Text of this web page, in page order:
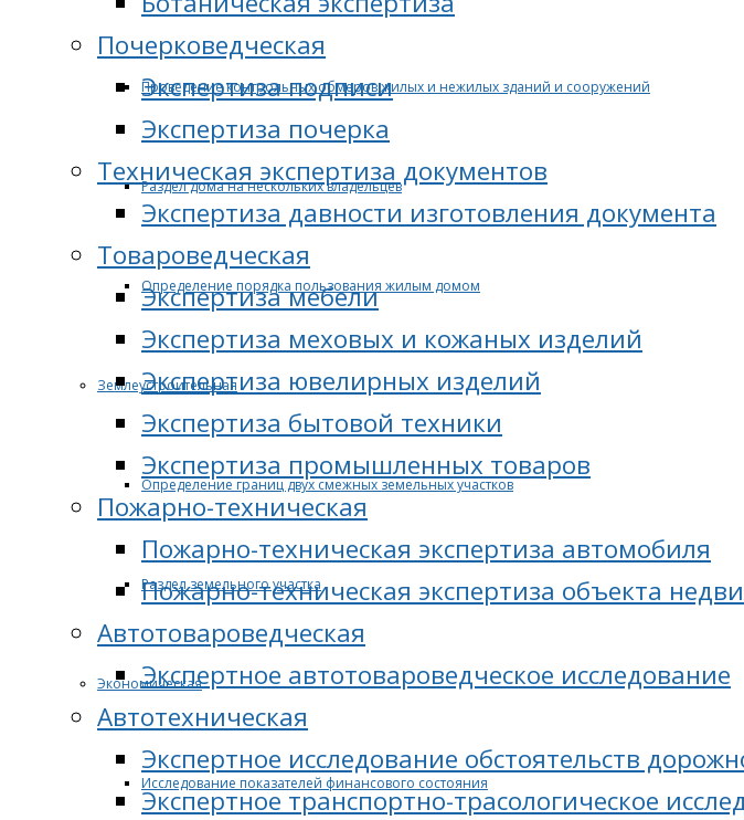
Проведение контрольных обмеров жилых и нежилых зданий и сооружений
Раздел дома на нескольких владельцев
Определение порядка пользования жилым домом
Землеустроительная
Определение границ двух смежных земельных участков
Раздел земельного участка
Экономическая
Исследование показателей финансового состояния
Почерковедческая
Экспертиза подписи
Экспертиза почерка
Техническая экспертиза документов
Экспертиза давности изготовления документа
Товароведческая
Экспертиза мебели
Экспертиза меховых и кожаных изделий
Экспертиза ювелирных изделий
Экспертиза бытовой техники
Экспертиза промышленных товаров
Пожарно-техническая
Пожарно-техническая экспертиза автомобиля
Пожарно-техническая экспертиза объекта
Автотовароведческая
Экспертное автотовароведческое исследование
Автотехническая
Экспертное исследование обстоятельств
Экспертное транспортно-трасологическое